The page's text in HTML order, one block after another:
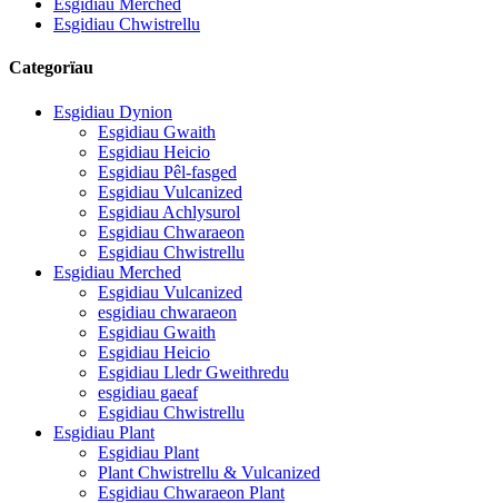
Esgidiau Merched
Esgidiau Chwistrellu
Categorïau
Esgidiau Dynion
Esgidiau Gwaith
Esgidiau Heicio
Esgidiau Pêl-fasged
Esgidiau Vulcanized
Esgidiau Achlysurol
Esgidiau Chwaraeon
Esgidiau Chwistrellu
Esgidiau Merched
Esgidiau Vulcanized
esgidiau chwaraeon
Esgidiau Gwaith
Esgidiau Heicio
Esgidiau Lledr Gweithredu
esgidiau gaeaf
Esgidiau Chwistrellu
Esgidiau Plant
Esgidiau Plant
Plant Chwistrellu & Vulcanized
Esgidiau Chwaraeon Plant